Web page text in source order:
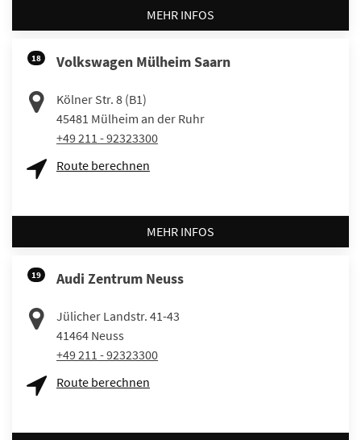
MEHR INFOS
18 Volkswagen Mülheim Saarn
Kölner Str. 8 (B1)
45481 Mülheim an der Ruhr
+49 211 - 92323300
Route berechnen
MEHR INFOS
19 Audi Zentrum Neuss
Jülicher Landstr. 41-43
41464 Neuss
+49 211 - 92323300
Route berechnen